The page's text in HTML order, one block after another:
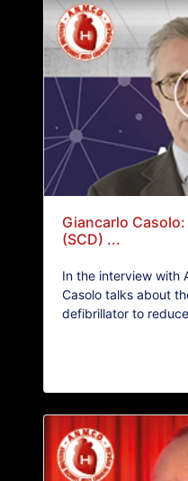
Giancarlo
(SCD) ...
In the interview with
Casolo talks about
defibrillator to